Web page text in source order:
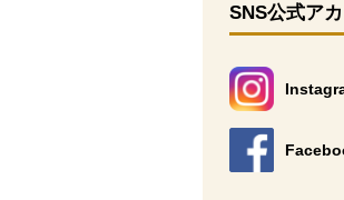
SNS公式ア
別のウ
別のウ